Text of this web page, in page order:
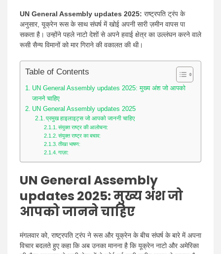
UN General Assembly updates 2025: राष्ट्रपति ट्रंप के
अनुसार, यूक्रेन रूस के साथ संघर्ष में खोई अपनी सारी ज़मीन वापस पा
सकता है। उन्होंने पहले नाटो देशों से अपने हवाई क्षेत्र का उल्लंघन करने वाले
रूसी सैन्य विमानों को मार गिराने की वकालत की थी।
Table of Contents
UN General Assembly updates 2025: मुख्य अंश जो आपको
जानने चाहिए
UN General Assembly updates 2025
प्रमुख हाइलाइट्स जो आपको जाननी चाहिए
संयुक्त राष्ट्र की आलोचना:
संयुक्त राष्ट्र का बचाव:
तीखा भाषण:
गाज़ा:
UN General Assembly
updates 2025: मुख्य अंश जो
आपको जानने चाहिए
मंगलवार को, राष्ट्रपति ट्रंप ने रूस और यूक्रेन के बीच संघर्ष के बारे में अपना
विचार बदलते हुए कहा कि अब उनका मानना ​​है कि यूक्रेन नाटो और अमेरिका